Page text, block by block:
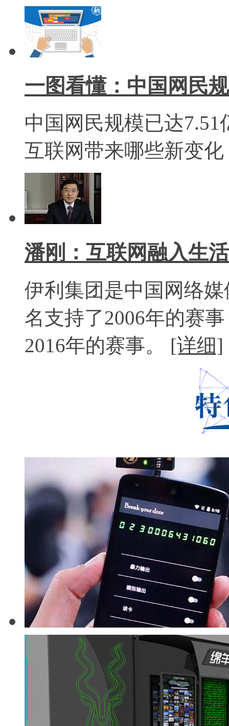
一图看懂：中国网民
中国网民规模已达
互联网带来哪些新变
潘刚：互联网融入生
伊利集团是中国网络
名支持了2006年的赛
2016年的赛事。 [详细]